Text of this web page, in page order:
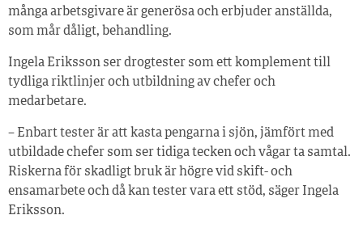
många arbetsgivare är generösa och erbjuder anställda,
som mår dåligt, behandling.
Ingela Eriksson ser drogtester som ett komplement till
tydliga riktlinjer och utbildning av chefer och
medarbetare.
– Enbart tester är att kasta pengarna i sjön, jämfört med
utbildade chefer som ser tidiga tecken och vågar ta samtal.
Riskerna för skadligt bruk är högre vid skift- och
ensamarbete och då kan tester vara ett stöd, säger Ingela
Eriksson.